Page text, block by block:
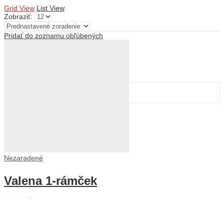
ÚVOD
OBCHOD
O NÁS
STAVEBNÁ ČINNOSŤ
KONTAKT
Grid View List View
Zobraziť:
Pridať do zoznamu obľúbených
Nezaradené
Valena 1-rámček